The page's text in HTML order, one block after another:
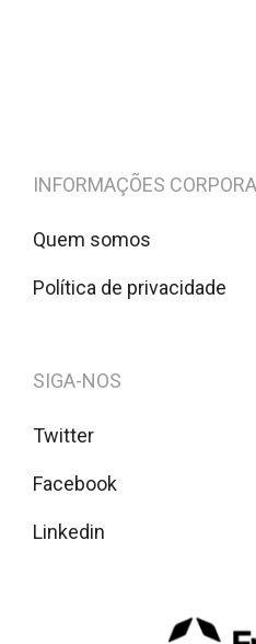
INFORMAÇÕES
Quem somos
Política de privacidade
SIGA-NOS
Twitter
Facebook
Linkedin